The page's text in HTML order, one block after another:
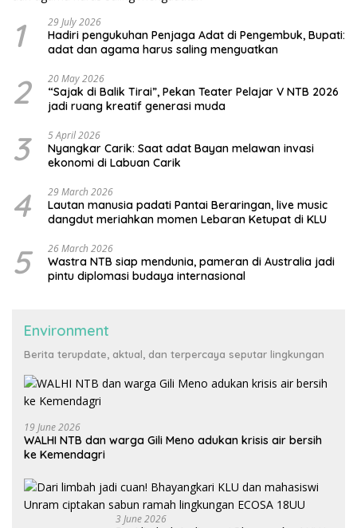
1 29 July 2026
Hadiri pengukuhan Penjaga Adat di Pengembuk, Bupati:
adat dan agama harus saling menguatkan
2 20 May 2026
“Sajak di Balik Tirai”, Pekan Teater Pelajar V NTB 2026
jadi ruang kreatif generasi muda
3 5 April 2026
Nyangkar Carik: Saat adat Bayan melawan invasi
ekonomi di Labuan Carik
4 29 March 2026
Lautan manusia padati Pantai Beraringan, live music
dangdut meriahkan momen Lebaran Ketupat di KLU
5 26 March 2026
Wastra NTB siap mendunia, pameran di Australia jadi
pintu diplomasi budaya internasional
Environment
Berita terupdate, aktual, dan terpercaya seputar lingkungan
19 June 2026
WALHI NTB dan warga Gili Meno adukan krisis air bersih
ke Kemendagri
3 June 2026